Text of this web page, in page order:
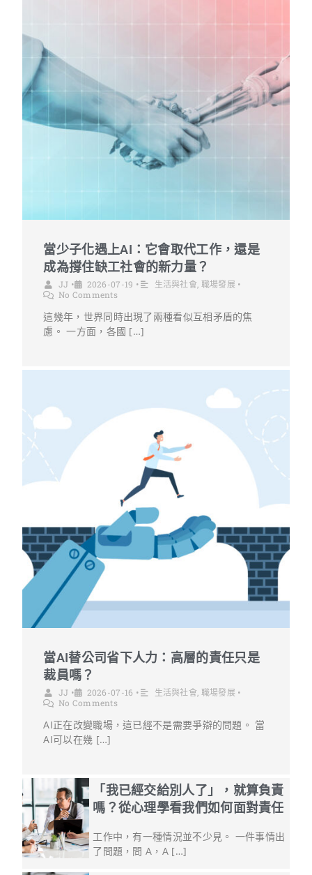
當少子化遇上AI：它會取代工作，還是
成為撐住缺工社會的新力量？
JJ • 2026-07-19 • 生活與社會, 職場發展 •
No Comments
這幾年，世界同時出現了兩種看似互相矛盾的焦
慮。 一方面，各國 […]
當AI替公司省下人力：高層的責任只是
裁員嗎？
JJ • 2026-07-16 • 生活與社會, 職場發展 •
No Comments
AI正在改變職場，這已經不是需要爭辯的問題。 當
AI可以在幾 […]
「我已經交給別人了」，就算負責
嗎？從心理學看我們如何面對責任
工作中，有一種情況並不少見。 一件事情出
了問題，問 A，A […]